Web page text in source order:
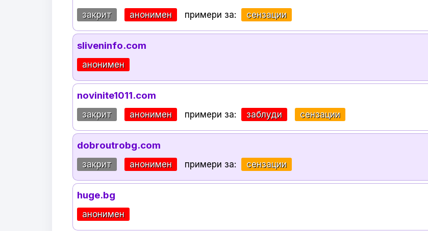
закрит анонимен примери за: сензации
sliveninfo.com
анонимен
novinite1011.com
закрит анонимен примери за: заблуди сензации
dobroutrobg.com
закрит анонимен примери за: сензации
huge.bg
анонимен